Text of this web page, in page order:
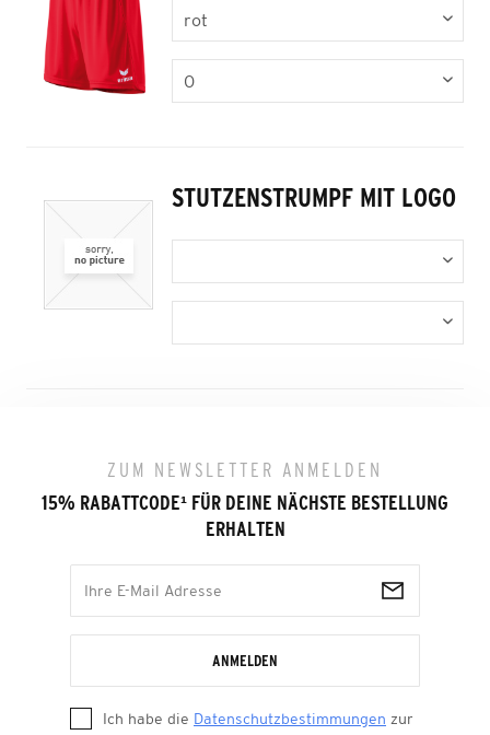
STUTZENSTRUMPF MIT LOGO
ZUM NEWSLETTER ANMELDEN
15% RABATTCODE¹ FÜR DEINE NÄCHSTE BESTELLUNG
ERHALTEN
ANMELDEN
Ich habe die Datenschutzbestimmungen zur